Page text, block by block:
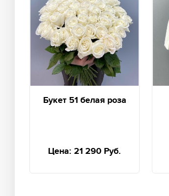
Букет 51 белая роза
Цена: 21 290 Руб.